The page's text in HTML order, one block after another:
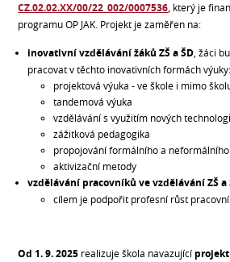
CZ.02.02.XX/00/22_002/0007536, který je
programu OP JAK. Projekt je zaměřen na:
inovativní vzdělávání žáků ZŠ a ŠD , žáci
pracovat v těchto inovativních formách výuky:
projektová výuka - ve škole i mimo
tandemová výuka
vzdělávání s využitím nových
zážitková pedagogika
propojování formálního a
aktivizační metody
vzdělávání pracovníků ve vzdělávání ZŠ a
cílem je podpořit profesní růst
Od 1. 9. 2025 realizuje škola navazující